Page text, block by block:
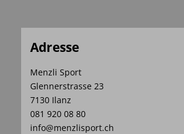
Adresse
Menzli Sport
Glennerstrasse 23
7130 Ilanz
081 920 08 80
info@menzlisport.ch